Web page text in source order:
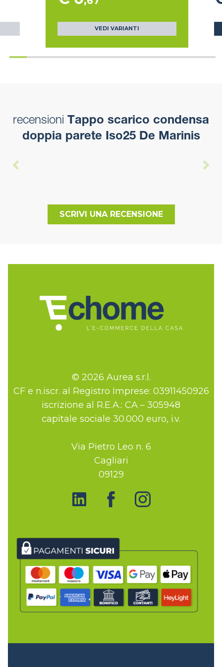
VEDI VARIANTI
recensioni Tappo scarico condensa
doppia parete Iso25 De Marinis
SCRIVI UNA RECENSIONE
© 2026 Aurea s.r.l.
CF e n.iscr. al Registro Imprese: 03911450926
iscrizione al R.E.A.: CA – 305948
capitale sociale 30.000 euro, i.v.
Via Pietro Leo n. 6
Cagliari
09129